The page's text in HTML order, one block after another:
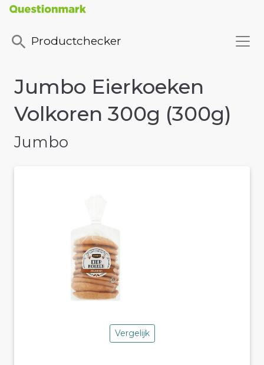
Productchecker
Jumbo Eierkoeken
Volkoren 300g (300g)
Jumbo
Vergelijk